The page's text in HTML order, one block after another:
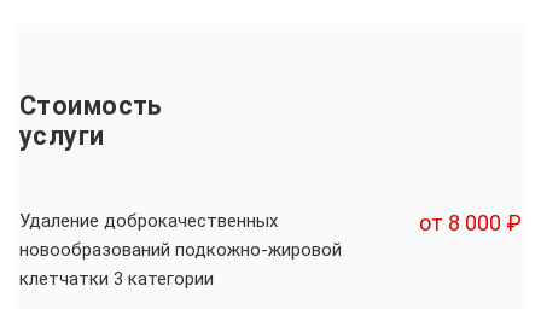
Стоимость
услуги
Удаление доброкачественных
новообразований подкожно-жировой
клетчатки 3 категории
от 8 000 ₽